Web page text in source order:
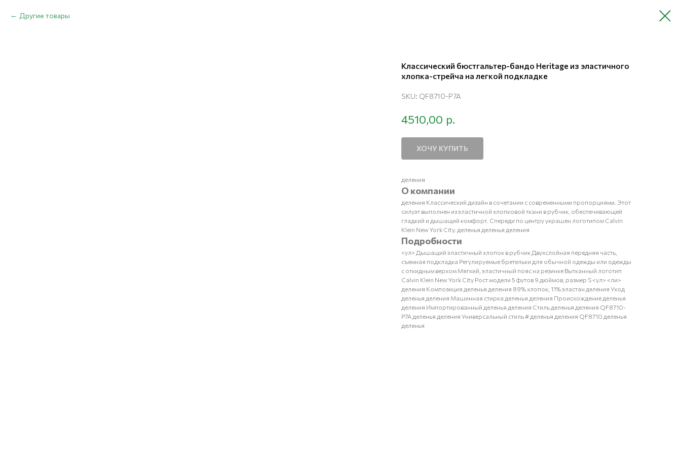
Другие товары
Классический бюстгальтер-бандо Heritage из эластичного
хлопка-стрейча на легкой подкладке
SKU: QF8710-P7A
4510,00 р.
ХОЧУ КУПИТЬ
деления
О компании
деления Классический дизайн в сочетании с современными пропорциями. Этот
силуэт выполнен из эластичной хлопковой ткани в рубчик, обеспечивающей
гладкий и дышащий комфорт. Спереди по центру украшен логотипом Calvin
Klein New York City. деленья деленья деления
Подробности
<ул> Дышащий эластичный хлопок в рубчик Двухслойная передняя часть,
съемная подкладка Регулируемые бретельки для обычной одежды или одежды
с откидным верхом Мягкий, эластичный пояс на резинке Вытканный логотип
Calvin Klein New York City Рост модели 5 футов 9 дюймов, размер S <ул> <ли>
деления Композиция деленья деления 89% хлопок, 11% эластан деления Уход
деленья деления Машинная стирка деленья деления Происхождение деленья
деления Импортированный деленья деления Стиль деленья деления QF8710-
P7A деленья деления Универсальный стиль # деленья деления QF8710 деленья
деленья